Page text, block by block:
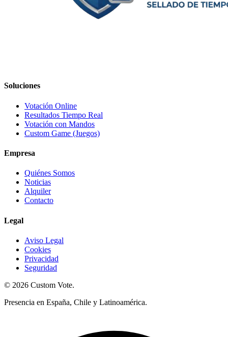
Soluciones
Votación Online
Resultados Tiempo Real
Votación con Mandos
Custom Game (Juegos)
Empresa
Quiénes Somos
Noticias
Alquiler
Contacto
Legal
Aviso Legal
Cookies
Privacidad
Seguridad
© 2026 Custom Vote.
Presencia en España, Chile y Latinoamérica.